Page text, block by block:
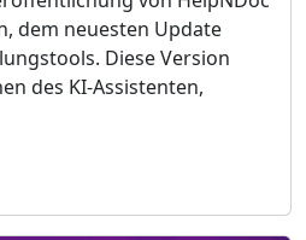
dem neuesten Update
Diese Version
des KI-Assistenten,